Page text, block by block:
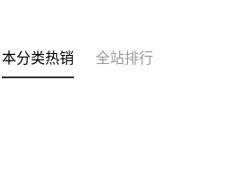
本分类热销 全站排行